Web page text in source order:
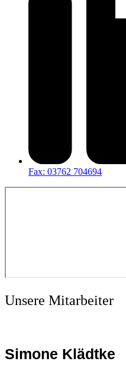
Fax: 03762 704694
Unsere Mitarbeiter
Simone Klädtke